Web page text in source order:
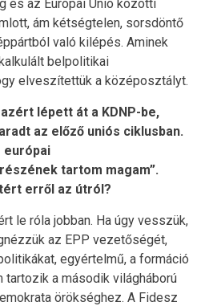
és az Európai Unió közötti
ám kétségtelen, sorsdöntő
való kilépés. Aminek
belpolitikai
elveszítettük a középosztályt.
lépett át a KDNP-be,
az előző uniós ciklusban.
európai
tartom magam”.
erről az útról?
le róla jobban. Ha úgy vesszük,
az EPP vezetőségét,
egyértelmű, a formáció
tartozik a második világháború
örökséghez. A Fidesz